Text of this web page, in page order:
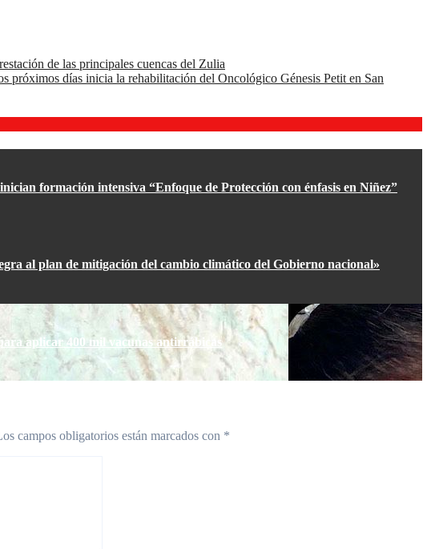
de las principales cuencas del Zulia
próximos días inicia la rehabilitación del Oncológico Génesis Petit en San
formación intensiva “Enfoque de Protección con énfasis en Niñez”
al plan de mitigación del cambio climático del Gobierno nacional»
aplicar 400 mil vacunas antirrábicas
campos obligatorios están marcados con *